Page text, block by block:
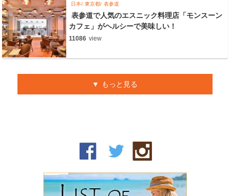
日本 東京都 表参道
表参道で人気のエスニック料理店「モンスーン
カフェ」がヘルシーで美味しい！
11086 view
もっと見る